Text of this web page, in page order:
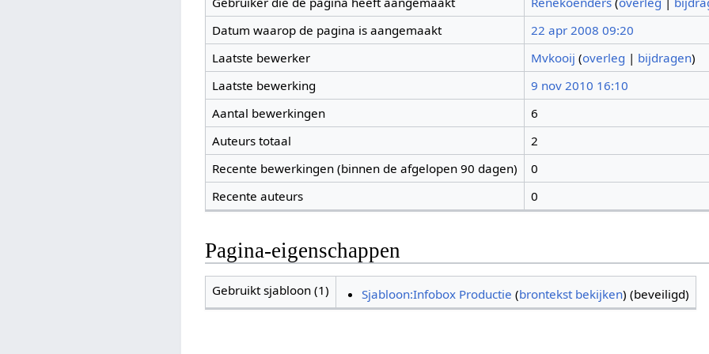
Datum waarop de pagina is aangemaakt
22 apr 2008 09:20
Laatste bewerker
Mvkooij (overleg | bijdragen)
Laatste bewerking
9 nov 2010 16:10
Aantal bewerkingen
6
Auteurs totaal
2
Recente bewerkingen (binnen de afgelopen 90 dagen)
0
Recente auteurs
0
Pagina-eigenschappen
Gebruikt sjabloon (1) Sjabloon:Infobox Productie (brontekst bekijken) (beveiligd)